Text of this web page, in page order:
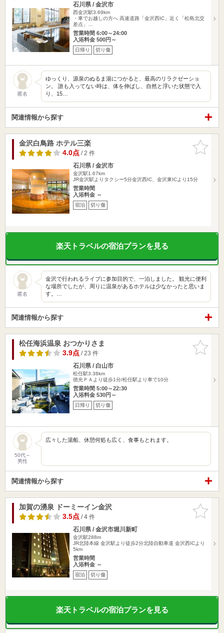
石川県 / 金沢市
西金沢駅3.69km
・車でお越しの方へ 高速道路「金沢西IC」近く「松島北交
差点」…
営業時間 6:00～24:00
入浴料金 500円～
日帰り 切り傷
匿名
ゆっくり、源泉のぬるま湯につかると、最高のリラクゼーショ
ン。 誰も入ってない時は、体を伸ばし、自然と浮いた状態で入
り、15…
関連情報から探す
お気に入
りに追加
金沢白鳥路 ホテル三楽
4.0点/ 2 件
石川県 / 金沢市
金沢駅1.67km
JR金沢駅よりタクシー5分金沢西IC、金沢東ICより15分
営業時間
入浴料金 ～
宿泊 切り傷
楽天トラベルの宿泊プランを見る
匿名
金沢で行われるライブに参加目的で、一泊しました。 観光に便利
な場所でしたが、周りに温泉があるホテルは少なかったと思いま
す。…
関連情報から探す
お気に入
りに追加
松任海浜温泉 おつかりさま
3.9点/ 23 件
石川県 / 白山市
松任駅3.38km
徳光ＰＡより徒歩1分/松任駅より車で10分
営業時間 5:00～22:30
入浴料金 530円～
日帰り 切り傷
50代～
男性
広々した湯船、休憩何処も広く、食事もとれます。
関連情報から探す
お気に入
りに追加
加賀の湧泉 ドーミーイン金沢
3.5点/ 4 件
石川県 / 金沢市堀川新町
金沢駅288m
JR北陸本線 金沢駅より徒歩2分北陸自動車道 金沢西ICより
5km
営業時間
入浴料金 ～
宿泊 切り傷
楽天トラベルの宿泊プランを見る